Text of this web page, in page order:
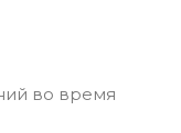
во время